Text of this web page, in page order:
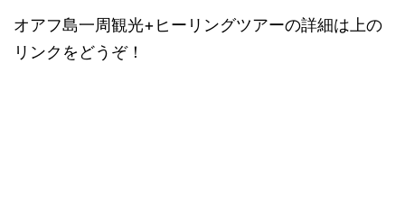
オアフ島一周観光+ヒーリングツアーの詳細は上の
リンクをどうぞ！